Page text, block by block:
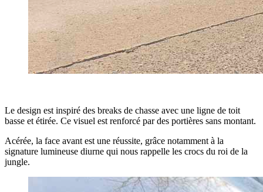
Le design est inspiré des breaks de chasse avec une ligne de toit
basse et étirée. Ce visuel est renforcé par des portières sans montant.
Acérée, la face avant est une réussite, grâce notamment à la
signature lumineuse diurne qui nous rappelle les crocs du roi de la
jungle.